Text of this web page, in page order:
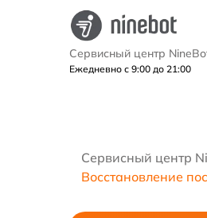
Сервисный центр
Ежедневно с 9:00 до 21:00
Сервисный центр
Восстановление